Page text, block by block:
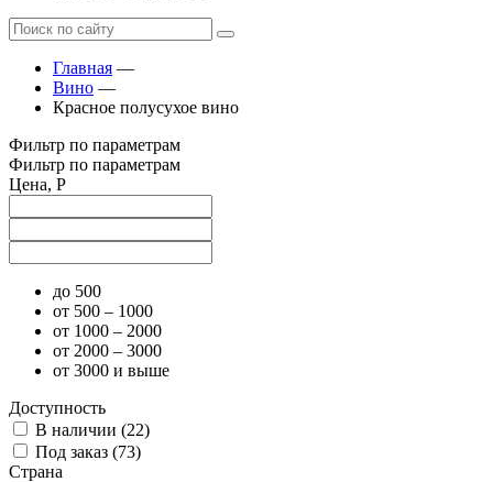
Главная —
Вино —
Красное полусухое вино
Фильтр по параметрам
Фильтр по параметрам
Цена, Р
до 500
от 500 – 1000
от 1000 – 2000
от 2000 – 3000
от 3000 и выше
Доступность
В наличии (22)
Под заказ (73)
Страна